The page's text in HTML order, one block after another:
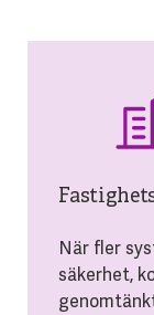
När fler
säkerhet,